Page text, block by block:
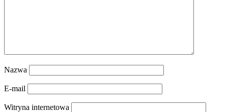
Nazwa
E-mail
Witryna internetowa